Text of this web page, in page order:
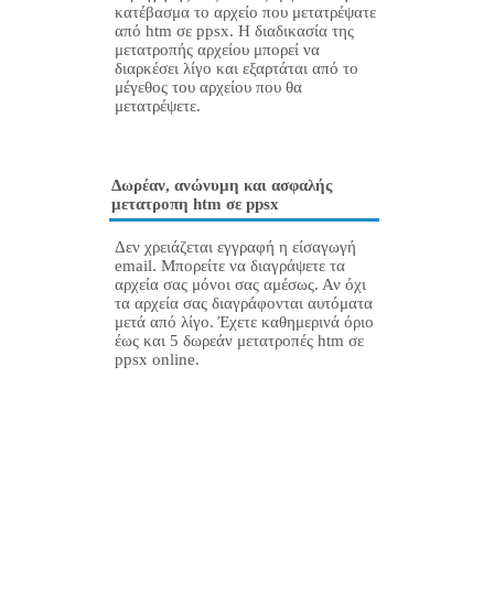
κατέβασμα το αρχείο που μετατρέψατε
από htm σε ppsx. Η διαδικασία της
μετατροπής αρχείου μπορεί να
διαρκέσει λίγο και εξαρτάται από το
μέγεθος του αρχείου που θα
μετατρέψετε.
Δωρέαν, ανώνυμη και ασφαλής
μετατροπη htm σε ppsx
Δεν χρειάζεται εγγραφή η είσαγωγή
email. Μπορείτε να διαγράψετε τα
αρχεία σας μόνοι σας αμέσως. Αν όχι
τα αρχεία σας διαγράφονται αυτόματα
μετά από λίγο. Έχετε καθημερινά όριο
έως και 5 δωρεάν μετατροπές htm σε
ppsx online.